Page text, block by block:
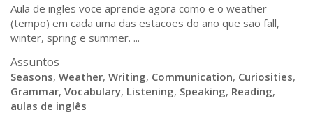
Aula de ingles voce aprende agora como e o weather
(tempo) em cada uma das estacoes do ano que sao fall,
winter, spring e summer. ...
Assuntos
Seasons, Weather, Writing, Communication, Curiosities,
Grammar, Vocabulary, Listening, Speaking, Reading,
aulas de inglês